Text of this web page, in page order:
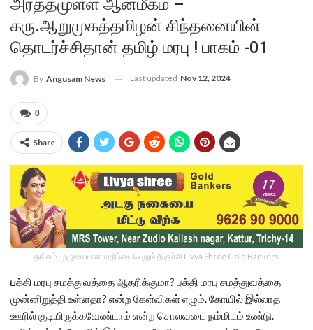
அர்த்தமுள்ள ஆன்மீகம் –
கரு.ஆறுமுகத்தமிழன் சிந்தனையின்
தொடர்ச்சிதான் தமிழ் மரபு ! பாகம் -01
By Angusam News Last updated Nov 12, 2024
0
Share
தங்கம் முழுமையான மதிப்பை பெறும் திருச்சி Livya Shree Gold Bankers
பக்தி மரபு சமத்துவத்தை ஆதரிக்குமா? பக்தி மரபு சமத்துவத்தை
முன்னிறுத்தி உள்ளதா? என்ற கேள்விகள் எழும். கோயில் இல்லாத
ஊரில் குடியிருக்கவேண்டாம் என்ற சொலவடை நம்மிடம் உண்டு.